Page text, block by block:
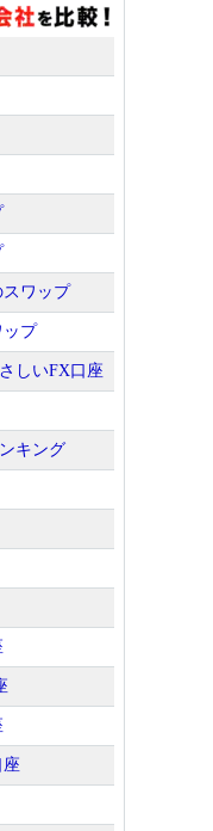
ワップ
ップ
しいFX口座
キング